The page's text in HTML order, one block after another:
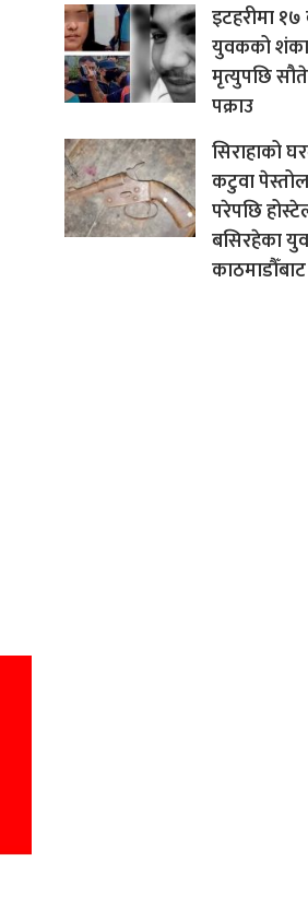
इटहरीमा १७
युवकको
मृत्युपछि
पक्राउ
सिराहाको
कटुवा
परेपछि
बसिरहेका